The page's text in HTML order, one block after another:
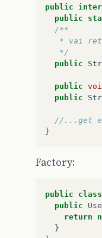
public
public
/**
* vai
   */
public
public
public
//...get e
}
Factory:
public class
public
return
}